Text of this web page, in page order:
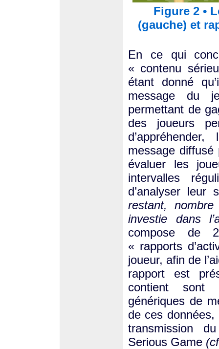
Figure 2 •
(gauche) et
En ce qui
« contenu
étant donné
message du
permettant de
des joueurs
message
évaluer les
intervalles
d’analyser
restant,
investie dans
compose de
« rapports
joueur, afin de
rapport est
contient sont
génériques de
de ces données,
transmission
Serious Game